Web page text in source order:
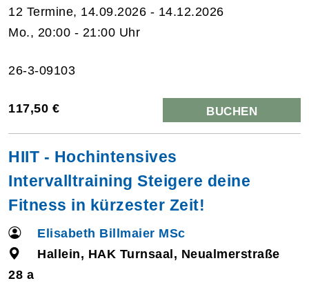
12 Termine, 14.09.2026 - 14.12.2026
Mo., 20:00 - 21:00 Uhr
26-3-09103
117,50 € BUCHEN
HIIT - Hochintensives
Intervalltraining Steigere deine
Fitness in kürzester Zeit!
Elisabeth Billmaier MSc
Hallein, HAK Turnsaal, Neualmerstraße
28 a